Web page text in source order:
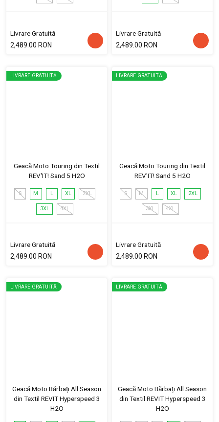
Livrare Gratuită
2,489.00 RON
Livrare Gratuită
2,489.00 RON
LIVRARE GRATUITĂ
Geacă Moto Touring din Textil
REV'IT! Sand 5 H2O
S M L XL 2XL
3XL 4XL
Livrare Gratuită
2,489.00 RON
LIVRARE GRATUITĂ
Geacă Moto Touring din Textil
REV'IT! Sand 5 H2O
S M L XL 2XL
3XL 4XL
Livrare Gratuită
2,489.00 RON
LIVRARE GRATUITĂ
Geacă Moto Bărbați All Season
din Textil REVIT Hyperspeed 3
H2O
LIVRARE GRATUITĂ
Geacă Moto Bărbați All Season
din Textil REVIT Hyperspeed 3
H2O